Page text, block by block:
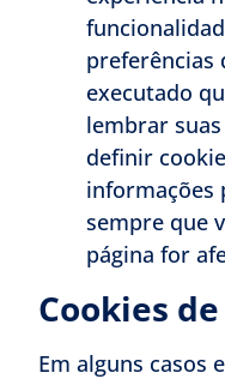
preferências
executado
lembrar
definir
informações
sempre que
página for
Cookies
Em alguns casos